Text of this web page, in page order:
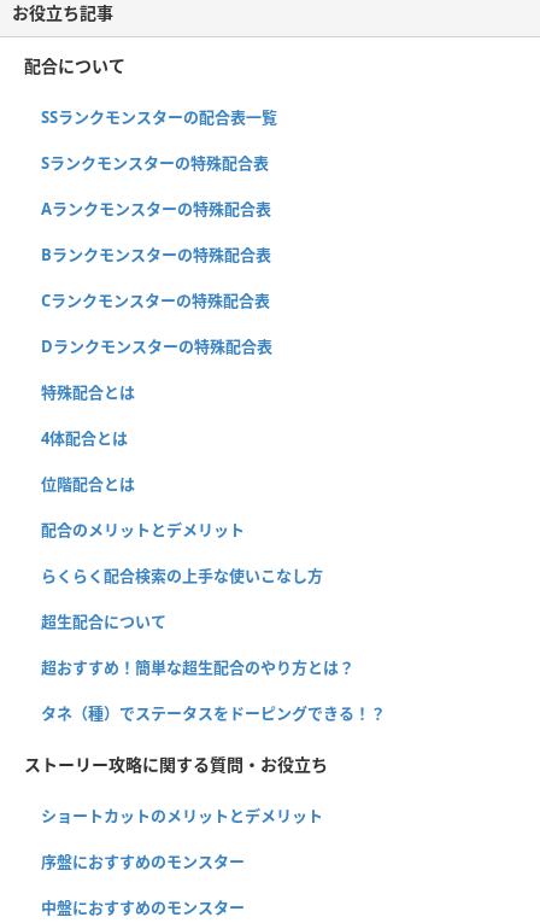
お役立ち記事
配合について
SSランクモンスターの配合表一覧
Sランクモンスターの特殊配合表
Aランクモンスターの特殊配合表
Bランクモンスターの特殊配合表
Cランクモンスターの特殊配合表
Dランクモンスターの特殊配合表
特殊配合とは
4体配合とは
位階配合とは
配合のメリットとデメリット
らくらく配合検索の上手な使いこなし方
超生配合について
超おすすめ！簡単な超生配合のやり方とは？
タネ（種）でステータスをドーピングできる！？
ストーリー攻略に関する質問・お役立ち
ショートカットのメリットとデメリット
序盤におすすめのモンスター
中盤におすすめのモンスター